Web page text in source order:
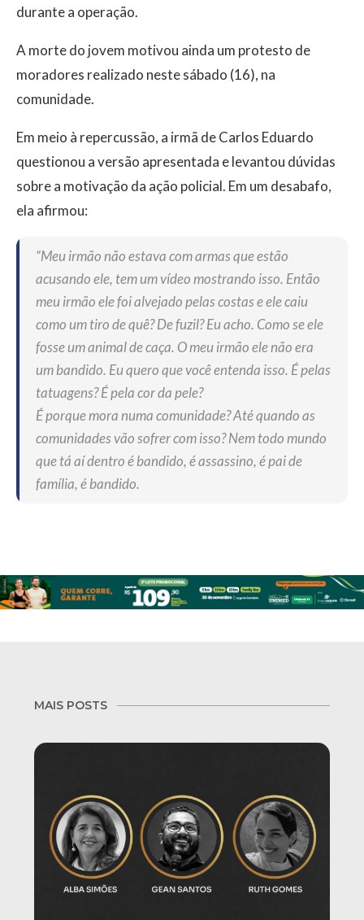
durante a operação.
A morte do jovem motivou ainda um protesto de
moradores realizado neste sábado (16), na
comunidade.
Em meio à repercussão, a irmã de Carlos Eduardo
questionou a versão apresentada e levantou dúvidas
sobre a motivação da ação policial. Em um desabafo,
ela afirmou:
“Meu irmão não estava com armas que estão
acusando ele, tem um vídeo mostrando isso. Então
meu irmão ele foi alvejado pelas costas e ele caiu
como um tiro de quê? De fuzil? Eu acho. Como se ele
fosse um animal de caça. O meu irmão ele não era
um bandido. Eu quero que você entenda isso. É pelas
tatuagens? É pela cor da pele?
É porque mora numa comunidade? Até quando as
comunidades vão sofrer com isso? Nem todo mundo
que tá aí dentro é bandido, é assassino, é pai de
família, é bandido.
MAIS POSTS